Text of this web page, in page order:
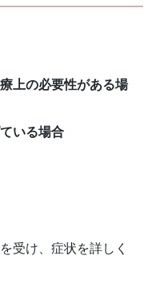
上の必要性がある場
いる場合
受け、症状を詳しく